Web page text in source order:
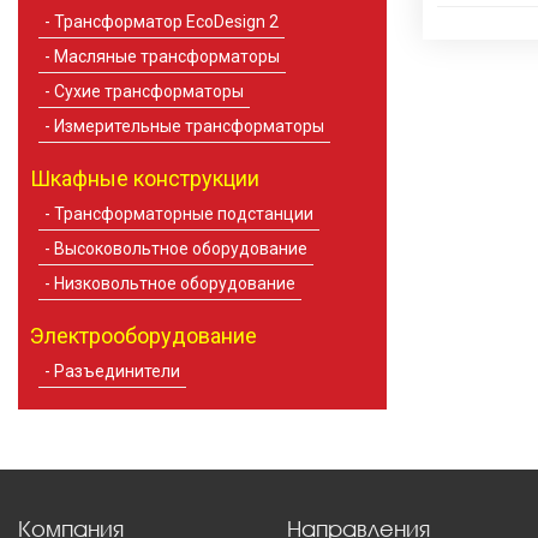
Трансформатор EcoDesign 2
Масляные трансформаторы
Сухие трансформаторы
Измерительные трансформаторы
Шкафные конструкции
Трансформаторные подстанции
Высоковольтное оборудование
Низковольтное оборудование
Электрооборудование
Разъединители
Компания Направления